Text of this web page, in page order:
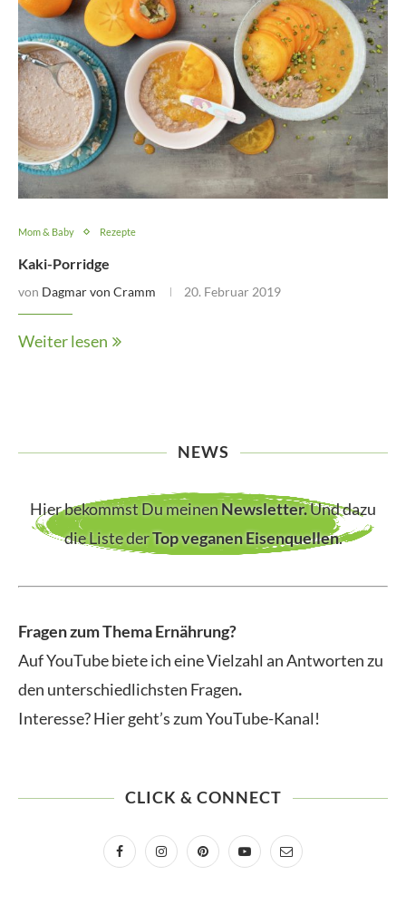
Mom & Baby Rezepte
Kaki-Porridge
von Dagmar von Cramm 20. Februar 2019
Weiter lesen
NEWS
Hier bekommst Du meinenNewsletter.Und dazu
die Liste derTop veganen Eisenquellen.
Fragen zum Thema Ernährung?
Auf YouTube biete ich eine Vielzahl an Antworten zu
den unterschiedlichsten Fragen.
Interesse? Hier geht’s zum YouTube-Kanal!
CLICK & CONNECT